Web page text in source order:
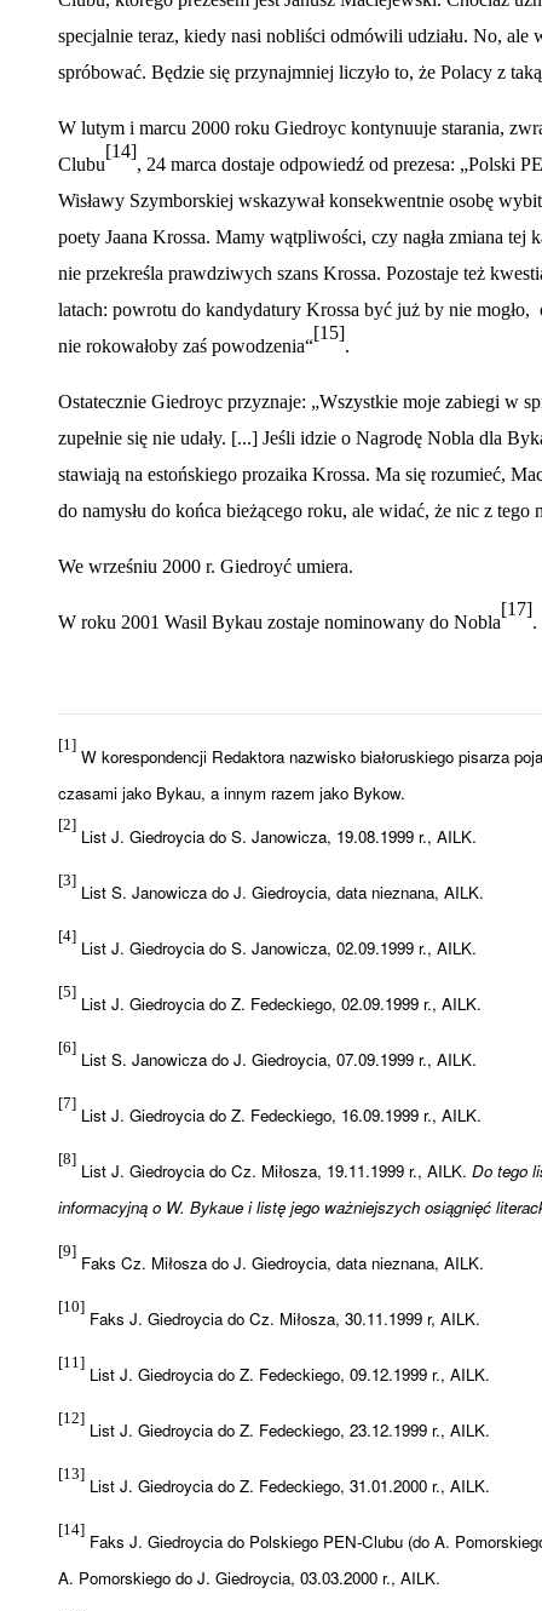
specjalnie teraz, kiedy nasi nobliści odmówili udziału. No, ale
spróbować. Będzie się przynajmniej liczyło to, że Polacy z
W lutym i marcu 2000 roku Giedroyc kontynuuje starania,
Clubu
[14]
, 24 marca dostaje odpowiedź od prezesa: „Polski
Wisławy Szymborskiej wskazywał konsekwentnie osobę
poety Jaana Krossa. Mamy wątpliwości, czy nagła zmiana tej
nie przekreśla prawdziwych szans Krossa. Pozostaje też
latach: powrotu do kandydatury Krossa być już by nie
nie rokowałoby zaś powodzenia“
[15]
.
Ostatecznie Giedroyc przyznaje: „Wszystkie moje zabiegi w
zupełnie się nie udały. [...] Jeśli idzie o Nagrodę Nobla dla
stawiają na estońskiego prozaika Krossa. Ma się rozumieć,
do namysłu do końca bieżącego roku, ale widać, że nic z tego
We wrześniu 2000 r. Giedroyć umiera.
W roku 2001 Wasil Bykau zostaje nominowany do Nobla
[17]
.
[1] W korespondencji Redaktora nazwisko białoruskiego pisarza
czasami jako Bykau, a innym razem jako Bykow.
[2] List J. Giedroycia do S. Janowicza, 19.08.1999 r., AILK.
[3] List S. Janowicza do J. Giedroycia, data nieznana, AILK.
[4] List J. Giedroycia do S. Janowicza, 02.09.1999 r., AILK.
[5] List J. Giedroycia do Z. Fedeckiego, 02.09.1999 r., AILK.
[6] List S. Janowicza do J. Giedroycia, 07.09.1999 r., AILK.
[7] List J. Giedroycia do Z. Fedeckiego, 16.09.1999 r., AILK.
[8] List J. Giedroycia do Cz. Miłosza, 19.11.1999 r., AILK. Do tego
informacyjną o W. Bykaue i listę jego ważniejszych osiągnięć
[9] Faks Cz. Miłosza do J. Giedroycia, data nieznana, AILK.
[10] Faks J. Giedroycia do Cz. Miłosza, 30.11.1999 r, AILK.
[11] List J. Giedroycia do Z. Fedeckiego, 09.12.1999 r., AILK.
[12] List J. Giedroycia do Z. Fedeckiego, 23.12.1999 r., AILK.
[13] List J. Giedroycia do Z. Fedeckiego, 31.01.2000 r., AILK.
[14] Faks J. Giedroycia do Polskiego PEN-Clubu (do A.
A. Pomorskiego do J. Giedroycia, 03.03.2000 r., AILK.